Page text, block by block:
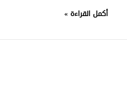
أكمل القراءة »